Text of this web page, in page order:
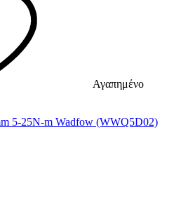
Αγαπημένο